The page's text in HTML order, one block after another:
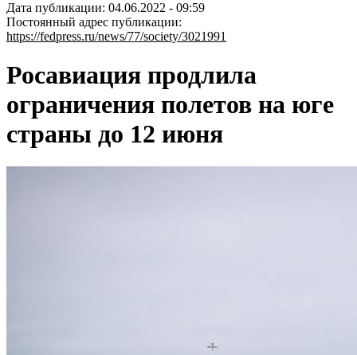
Дата публикации: 04.06.2022 - 09:59
Постоянный адрес публикации:
https://fedpress.ru/news/77/society/3021991
Росавиация продлила
ограничения полетов на юге
страны до 12 июня